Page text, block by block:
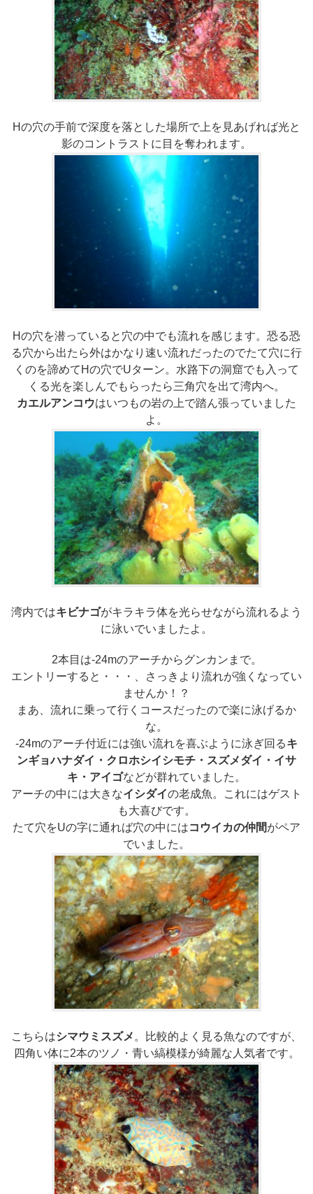
Hの穴の手前で深度を落とした場所で上を見あげれば光と
影のコントラストに目を奪われます。
Hの穴を潜っていると穴の中でも流れを感じます。恐る恐
る穴から出たら外はかなり速い流れだったのでたて穴に行
くのを諦めてHの穴でUターン。水路下の洞窟でも入って
くる光を楽しんでもらったら三角穴を出て湾内へ。
カエルアンコウはいつもの岩の上で踏ん張っていました
よ。
湾内ではキビナゴがキラキラ体を光らせながら流れるよう
に泳いでいましたよ。
2本目は-24mのアーチからグンカンまで。
エントリーすると・・・、さっきより流れが強くなってい
ませんか！？
まあ、流れに乗って行くコースだったので楽に泳げるか
な。
-24mのアーチ付近には強い流れを喜ぶように泳ぎ回るキ
ンギョハナダイ・クロホシイシモチ・スズメダイ・イサ
キ・アイゴなどが群れていました。
アーチの中には大きなイシダイの老成魚。これにはゲスト
も大喜びです。
たて穴をUの字に通れば穴の中にはコウイカの仲間がペア
でいました。
こちらはシマウミスズメ 。比較的よく見る魚なのですが、
四角い体に2本のツノ・青い縞模様が綺麗な人気者です。